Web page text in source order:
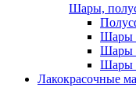
Шары,
Шары
Шары
Шары
Лакокрасочные